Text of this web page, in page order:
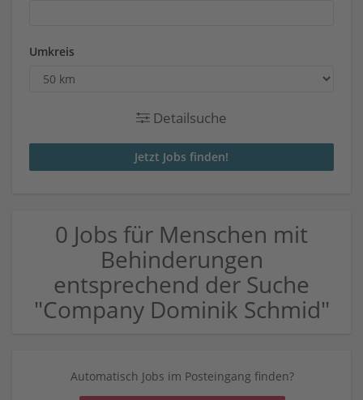
Umkreis
Detailsuche
0 Jobs für Menschen mit
Behinderungen
entsprechend der Suche
"Company Dominik Schmid"
Automatisch Jobs im Posteingang finden?